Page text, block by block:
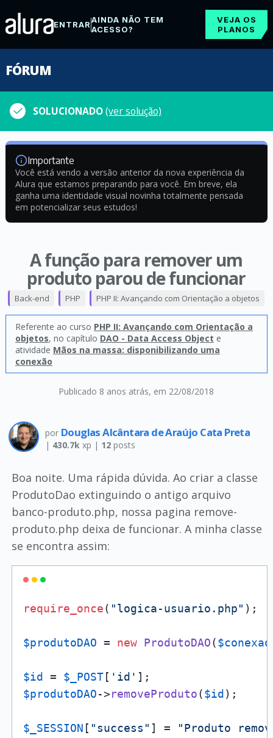
ENTRARAINDA NÃO TEM
ACESSO?
VEJA OS
PLANOS
FÓRUM
SOLUCIONADO(ver solução)
Importante
Você está vendo a versão anterior da nova experiência da
Alura que estamos preparando para você. Em breve, ela
ganha uma identidade visual novinha totalmente pensada
em potencializar seus estudos!
A função para remover um
produto parou de funcionar
Publicado 8 anos atrás, em 22/08/2018
Back-end PHP PHP II: Avançando com Orientação a objetos
Referente ao curso PHP II: Avançando com Orientação a
objetos, no capítulo DAO - Data Access Object e
atividade Mãos na massa: disponibilizando uma
conexão
por Douglas Alcântara de Araújo Cata Preta
| 430.7kxp | 12posts
Boa noite. Uma rápida dúvida. Ao criar a classe
ProdutoDao extinguindo o antigo arquivo
banco-produto.php, nossa pagina remove-
produto.php deixa de funcionar. A minha classe
se encontra assim:
require_once( "logica-usuario.php" );
$produtoDAO = new ProdutoDAO($conexao
$id = $_POST[ 'id'
$produtoDAO->removeProduto($id );
$_SESSION [ "success" ] =
"Produto